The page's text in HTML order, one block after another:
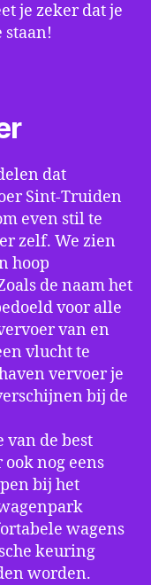
je zeker dat je
dat
Sint-Truiden
even stil te
zelf. We zien
hoop
de naam het
voor alle
van en
vlucht te
vervoer je
bij de
van de best
nog eens
bij het
wagens
keuring
worden.